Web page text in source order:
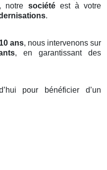
, notre sociétéest à votre
.
10 ans, nous intervenons sur
, en garantissant des
pour bénéficier d’un